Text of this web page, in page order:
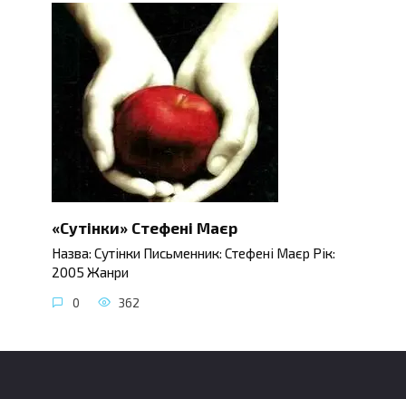
«Сутінки» Стефені Маєр
Назва: Сутінки Письменник: Стефені Маєр Рік:
2005 Жанри
0 362